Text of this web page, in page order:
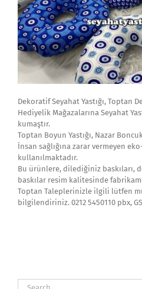
Dekoratif Seyahat Yastığı, Toptan
Hediyelik Mağazalarına Seyahat
kumaştır.
Toptan Boyun Yastığı, Nazar
İnsan sağlığına zarar vermeyen
kullanılmaktadır.
Bu ürünlere, dilediğiniz baskıları,
baskılar resim kalitesinde
Toptan Taleplerinizle ilgili lütfen
bilgilendiriniz. 0212 5450110 pbx,
Search